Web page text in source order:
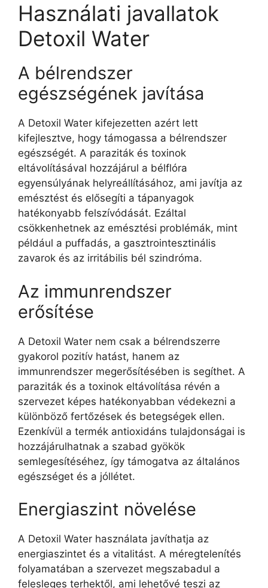
Használati javallatok
Detoxil Water
A bélrendszer
egészségének javítása
A Detoxil Water kifejezetten azért lett
kifejlesztve, hogy támogassa a bélrendszer
egészségét. A paraziták és toxinok
eltávolításával hozzájárul a bélflóra
egyensúlyának helyreállításához, ami javítja az
emésztést és elősegíti a tápanyagok
hatékonyabb felszívódását. Ezáltal
csökkenhetnek az emésztési problémák, mint
például a puffadás, a gasztrointesztinális
zavarok és az irritábilis bél szindróma.
Az immunrendszer
erősítése
A Detoxil Water nem csak a bélrendszerre
gyakorol pozitív hatást, hanem az
immunrendszer megerősítésében is segíthet. A
paraziták és a toxinok eltávolítása révén a
szervezet képes hatékonyabban védekezni a
különböző fertőzések és betegségek ellen.
Ezenkívül a termék antioxidáns tulajdonságai is
hozzájárulhatnak a szabad gyökök
semlegesítéséhez, így támogatva az általános
egészséget és a jóllétet.
Energiaszint növelése
A Detoxil Water használata javíthatja az
energiaszintet és a vitalitást. A méregtelenítés
folyamatában a szervezet megszabadul a
felesleges terhektől, ami lehetővé teszi az